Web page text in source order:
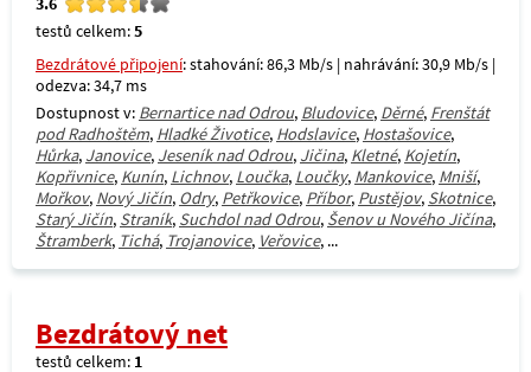
testů celkem:5
Bezdrátové připojení: stahování: 86,3 Mb/s | nahrávání: 30,9 Mb/s |
odezva: 34,7 ms
Dostupnost v: Bernartice nad Odrou, Bludovice, Děrné, Frenštát
pod Radhoštěm, Hladké Životice, Hodslavice, Hostašovice,
Hůrka, Janovice, Jeseník nad Odrou, Jičina, Kletné, Kojetín,
Kopřivnice, Kunín, Lichnov, Loučka, Loučky, Mankovice, Mniší,
Mořkov, Nový Jičín, Odry, Petřkovice, Příbor, Pustějov, Skotnice,
Starý Jičín, Straník, Suchdol nad Odrou, Šenov u Nového Jičína,
Štramberk, Tichá, Trojanovice, Veřovice, ...
Bezdrátový net
testů celkem: 1